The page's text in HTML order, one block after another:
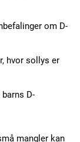
om D-
hvor sollys er
D-
mangler kan